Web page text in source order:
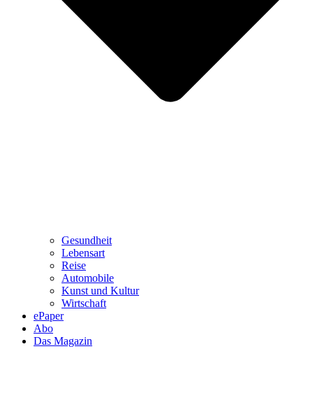
Gesundheit
Lebensart
Reise
Automobile
Kunst und Kultur
Wirtschaft
ePaper
Abo
Das Magazin